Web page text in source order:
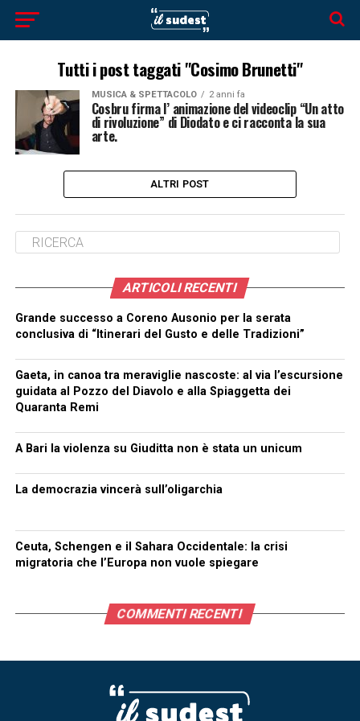
Tutti i post taggati "Cosimo Brunetti"
MUSICA & SPETTACOLO 2 anni fa
Cosbru firma l’ animazione del videoclip “Un atto
di rivoluzione” di Diodato e ci racconta la sua
arte.
ALTRI POST
ARTICOLI RECENTI
Grande successo a Coreno Ausonio per la serata
conclusiva di “Itinerari del Gusto e delle Tradizioni”
Gaeta, in canoa tra meraviglie nascoste: al via l’escursione
guidata al Pozzo del Diavolo e alla Spiaggetta dei
Quaranta Remi
A Bari la violenza su Giuditta non è stata un unicum
La democrazia vincerà sull’oligarchia
Ceuta, Schengen e il Sahara Occidentale: la crisi
migratoria che l’Europa non vuole spiegare
COMMENTI RECENTI